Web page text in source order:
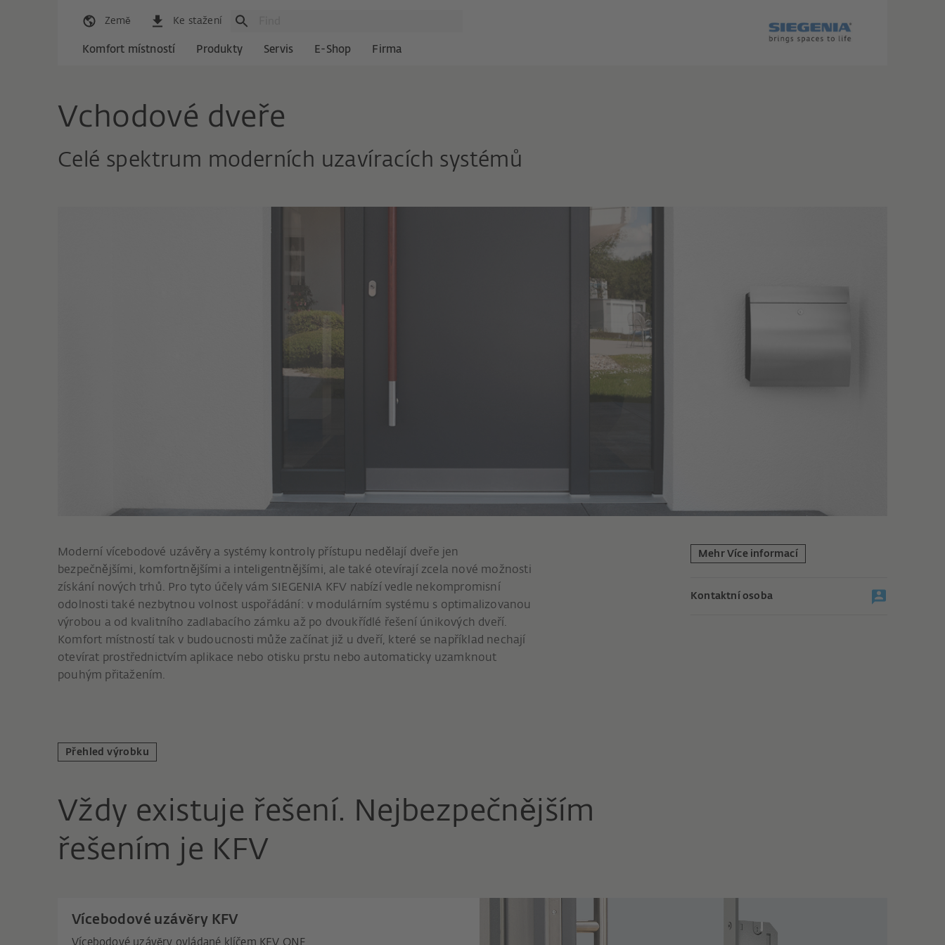
Země Ke stažení
Komfort místností Produkty Servis E-Shop Firma
Vchodové dveře
Celé spektrum moderních uzavíracích systémů
Moderní vícebodové uzávěry a systémy kontroly přístupu nedělají dveře jen
bezpečnějšími, komfortnějšími a inteligentnějšími, ale také otevírají zcela nové možnosti
získání nových trhů. Pro tyto účely vám SIEGENIA KFV nabízí vedle nekompromisní
odolnosti také nezbytnou volnost uspořádání: v modulárním systému s optimalizovanou
výrobou a od kvalitního zadlabacího zámku až po dvoukřídlé řešení únikových dveří.
Komfort místností tak v budoucnosti může začínat již u dveří, které se například nechají
otevírat prostřednictvím aplikace nebo otisku prstu nebo automaticky uzamknout
pouhým přitažením.
Mehr Více informací
Kontaktní osoba
Přehled výrobku
Vždy existuje řešení. Nejbezpečnějším
řešením je KFV
Vícebodové uzávěry KFV
Vícebodové uzávěry ovládané klíčem KFV ONE